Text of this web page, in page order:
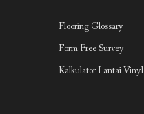
Flooring Glossary
Form Free Survey
Kalkulator Lantai Vinyl